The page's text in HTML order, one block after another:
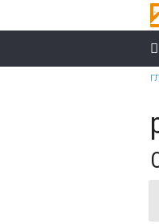
Перейти к основному